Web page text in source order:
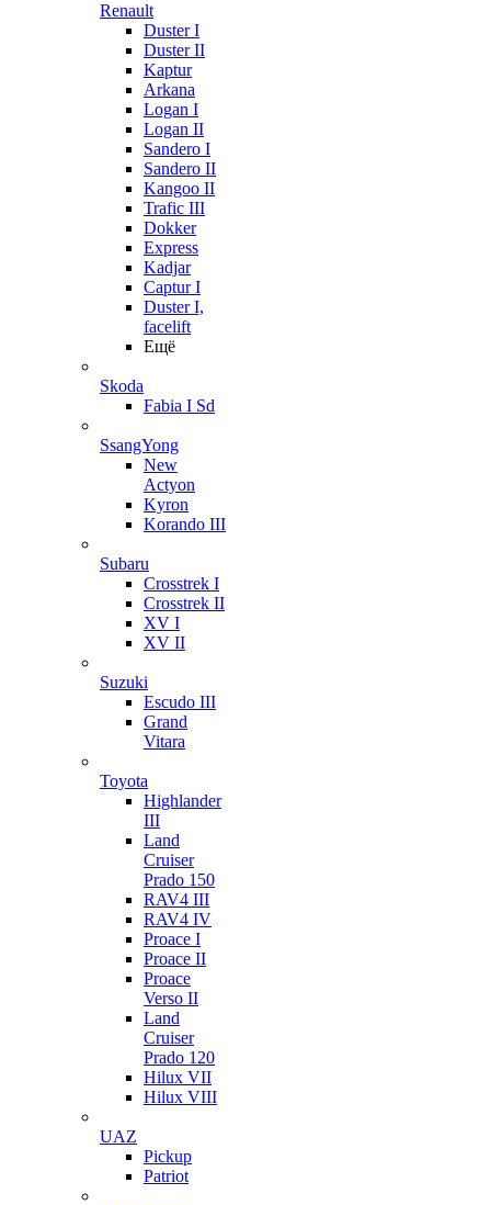
Renault
Duster I
Duster II
Kaptur
Arkana
Logan I
Logan II
Sandero I
Sandero II
Kangoo II
Trafic III
Dokker
Express
Kadjar
Captur I
Duster I,
facelift
Ещё
Skoda
Fabia I Sd
SsangYong
New
Actyon
Kyron
Korando III
Subaru
Crosstrek I
Crosstrek II
XV I
XV II
Suzuki
Escudo III
Grand
Vitara
Toyota
Highlander
III
Land
Cruiser
Prado 150
RAV4 III
RAV4 IV
Proace I
Proace II
Proace
Verso II
Land
Cruiser
Prado 120
Hilux VII
Hilux VIII
UAZ
Pickup
Patriot